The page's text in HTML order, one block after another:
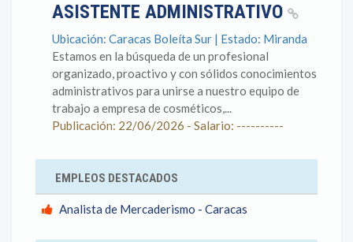
ASISTENTE ADMINISTRATIVO
Ubicación: Caracas Boleíta Sur | Estado: Miranda
Estamos en la búsqueda de un profesional
organizado, proactivo y con sólidos conocimientos
administrativos para unirse a nuestro equipo de
trabajo a empresa de cosméticos,...
Publicación: 22/06/2026 - Salario: ----------
EMPLEOS DESTACADOS
Analista de Mercaderismo - Caracas